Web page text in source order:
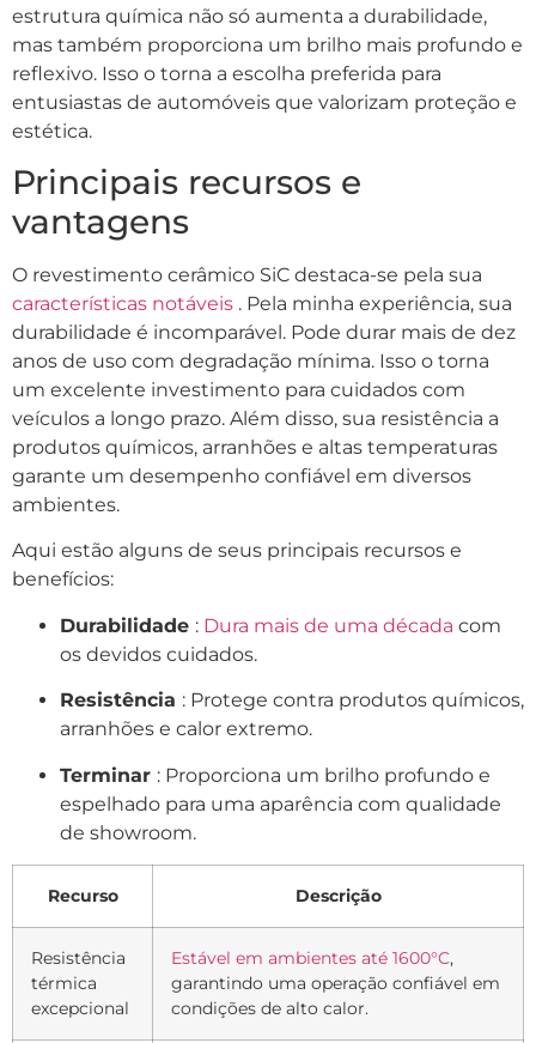
estrutura química não só aumenta a durabilidade,
mas também proporciona um brilho mais profundo e
reflexivo. Isso o torna a escolha preferida para
entusiastas de automóveis que valorizam proteção e
estética.
Principais recursos e
vantagens
O revestimento cerâmico SiC destaca-se pela sua
características notáveis . Pela minha experiência, sua
durabilidade é incomparável. Pode durar mais de dez
anos de uso com degradação mínima. Isso o torna
um excelente investimento para cuidados com
veículos a longo prazo. Além disso, sua resistência a
produtos químicos, arranhões e altas temperaturas
garante um desempenho confiável em diversos
ambientes.
Aqui estão alguns de seus principais recursos e
benefícios:
Durabilidade : Dura mais de uma década com
os devidos cuidados.
Resistência : Protege contra produtos químicos,
arranhões e calor extremo.
Terminar : Proporciona um brilho profundo e
espelhado para uma aparência com qualidade
de showroom.
Recurso Descrição
Resistência
térmica
excepcional
Estável em ambientes até 1600°C,
garantindo uma operação confiável em
condições de alto calor.